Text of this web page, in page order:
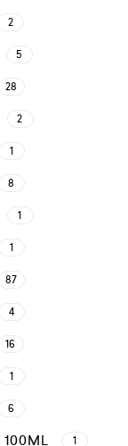
2
5
28
2
1
8
1
1
87
4
16
1
6
100ML 1